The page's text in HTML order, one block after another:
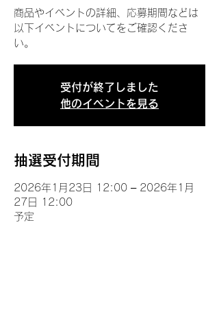
商品やイベントの詳細、応募期間などは
以下イベントについてをご確認くださ
い。
受付が終了しました
他のイベントを見る
抽選受付期間
2026年1月23日 12:00 – 2026年1月
27日 12:00
予定